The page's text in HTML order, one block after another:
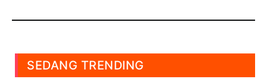
SEDANG TRENDING